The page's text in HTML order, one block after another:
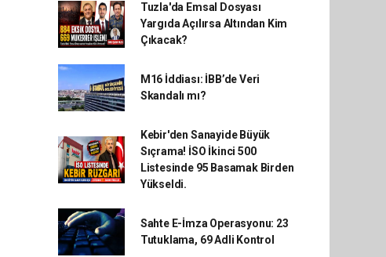
Tuzla'da Emsal Dosyası
Yargıda Açılırsa Altından Kim
Çıkacak?
M16 İddiası: İBB’de Veri
Skandalı mı?
Kebir'den Sanayide Büyük
Sıçrama! İSO İkinci 500
Listesinde 95 Basamak Birden
Yükseldi.
Sahte E-İmza Operasyonu: 23
Tutuklama, 69 Adli Kontrol